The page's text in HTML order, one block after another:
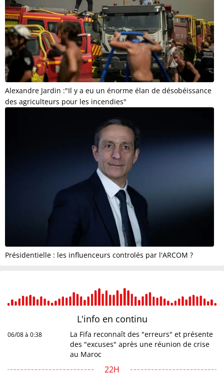
Alexandre Jardin :"Il y a eu un énorme élan de désobéissance
des agriculteurs pour les incendies"
Présidentielle : les influenceurs controlés par l'ARCOM ?
L'info en continu
06/08 à 0:38
La Fifa reconnaît des "erreurs" et présente
des "excuses" après une réunion de crise
au Maroc
22H